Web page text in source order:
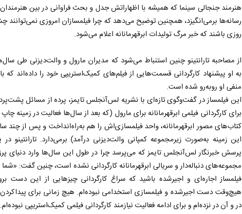
هنرمند جنجالی سینما که همیشه با اظهاراتش جدل و بحث فراوانی در بین
رسانه‌ها برمی‌انگیزد، همچنین توضیح می‌دهد که چرا فیلمسازان امروزی نمی‌توانند
روزی باشند که خبر مرگ تولیدات ابرقهرمانانه اعلام می‌شود.
از مصاحبه تارانتینو چنین استنباط می‌شود که مدیران مارول و والت‌دیزنی طی
به او پیشنهاد کارگردانی قسمت‌هایی از فیلم‌های کمیک‌استریپی خود را داده‌اند که
منفی او روبه‌رو شده است.
این فیلمساز در گفت‌وگوی تازه‌ای با نشریه لس‌آنجلس تایمز، پرده از مسائل
برای کارگردانی فیلمی ابرقهرمانانه برای مارول (که بعد از سال‌ها فعالیت در زمینه
کتاب‌های مصور ابرقهرمانانه، واحد فیلمسازی‌اش را هم به‌راه‌انداخت و پس از چند
این زمینه به‌صورت زیرمجموعه کمپانی والت‌دیزنی درآمد) برمی‌دارد. تارانتینو
پرسش خبرنگار لس‌آنجلس تایمز که می‌پرسد چرا در طول این سال‌ها وارد دنیای
مجموعه‌های دنباله‌دار و سریالی ابرقهرمانانه کارگردانی نشده است، چنین گفت:
فیلمساز اجاره‌ای و اجیرشده باشید که سراغ کارگردانی چیز‌هایی از این دست
هیچ‌وقت دست اجیرشده و فیلمسازی استخدامی نبوده‌ام. هیچ زمانی برای
در و آن در نزده‌ام و برای ادامه فعالیت نیازمند کارگردانی فیلمی کمیک‌استریپی